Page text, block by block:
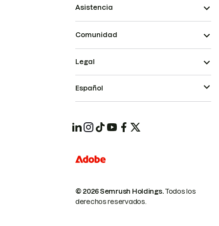
Asistencia
Comunidad
© 2026 Semrush Holdings.Todos los
derechos reservados.
Legal
Español